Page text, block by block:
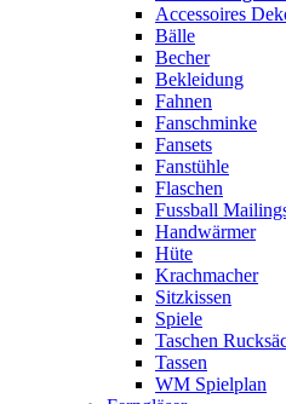
Accessoires
Bälle
Becher
Bekleidung
Fahnen
Fanschminke
Fansets
Fanstühle
Flaschen
Fussball
Handwärmer
Hüte
Krachmacher
Sitzkissen
Spiele
Taschen
Tassen
WM Spielplan